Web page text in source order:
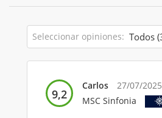
Seleccionar opiniones:
9,2
Carlos
27/07/2025
MSC Sinfonia